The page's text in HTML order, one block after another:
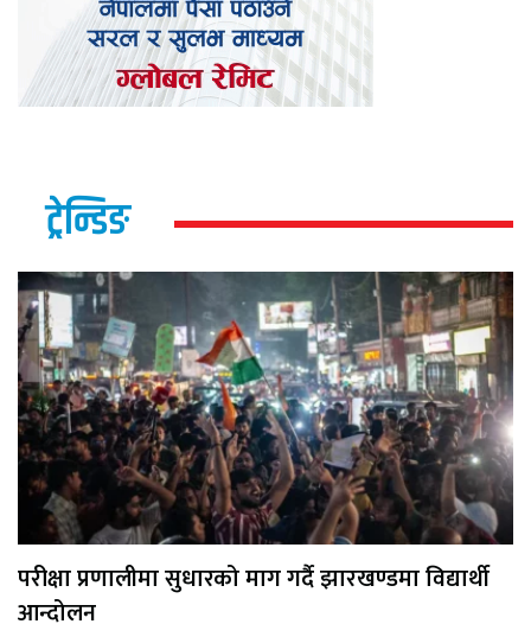
ट्रेन्डिङ
परीक्षा प्रणालीमा सुधारको माग गर्दै झारखण्डमा विद्यार्थी
आन्दोलन